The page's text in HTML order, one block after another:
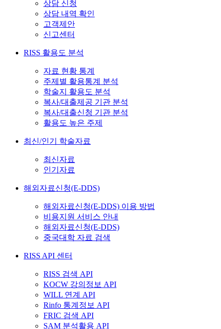
상담 신청
상담 내역 확인
고객제안
신고센터
RISS 활용도 분석
자료 현황 통계
주제별 활용통계 분석
학술지 활용도 분석
복사/대출제공 기관 분석
복사/대출신청 기관 분석
활용도 높은 주제
최신/인기 학술자료
최신자료
인기자료
해외자료신청(E-DDS)
해외자료신청(E-DDS) 이용 방법
비용지원 서비스 안내
해외자료신청(E-DDS)
중국대학 자료 검색
RISS API 센터
RISS 검색 API
KOCW 강의정보 API
WILL 연계 API
Rinfo 통계정보 API
FRIC 검색 API
SAM 분석활용 API